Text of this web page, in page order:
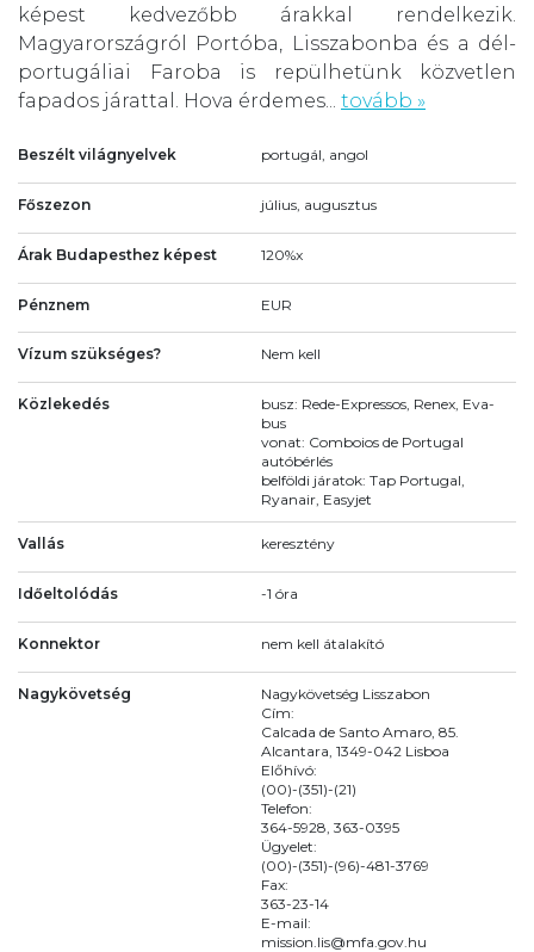
képest kedvezőbb árakkal rendelkezik.
Magyarországról Portóba, Lisszabonba és a dél-
portugáliai Faroba is repülhetünk közvetlen
fapados járattal. Hova érdemes... tovább »
Beszélt világnyelvek portugál, angol
Főszezon július, augusztus
Árak Budapesthez képest 120%x
Pénznem EUR
Vízum szükséges? Nem kell
Közlekedés
busz: Rede-Expressos, Renex, Eva-
bus
vonat: Comboios de Portugal
autóbérlés
belföldi járatok: Tap Portugal,
Ryanair, Easyjet
Vallás keresztény
Időeltolódás -1 óra
Konnektor nem kell átalakító
Nagykövetség
Nagykövetség Lisszabon
Cím:
Calcada de Santo Amaro, 85.
Alcantara, 1349-042 Lisboa
Előhívó:
(00)-(351)-(21)
Telefon:
364-5928, 363-0395
Ügyelet:
(00)-(351)-(96)-481-3769
Fax:
363-23-14
E-mail:
mission.lis@mfa.gov.hu